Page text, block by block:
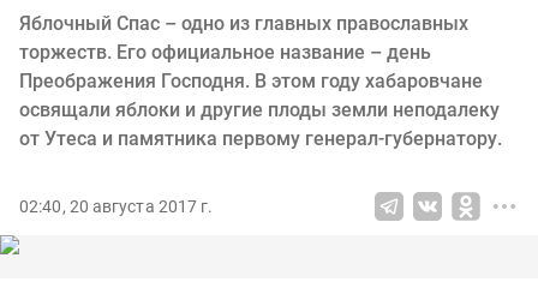
Яблочный Спас – одно из главных православных
торжеств. Его официальное название – день
Преображения Господня. В этом году хабаровчане
освящали яблоки и другие плоды земли неподалеку
от Утеса и памятника первому генерал-губернатору.
02:40, 20 августа 2017 г.